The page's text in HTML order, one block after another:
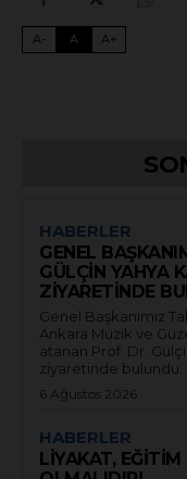
A- A A+
HABERLER
GENEL
GÜLÇİN YAHYA
ZİYARETİNDE
Genel Başkanımız
Ankara Müzik ve
atanan Prof. Dr.
ziyaretinde bulundu.
6 Ağustos 2026
HABERLER
LİYAKAT,